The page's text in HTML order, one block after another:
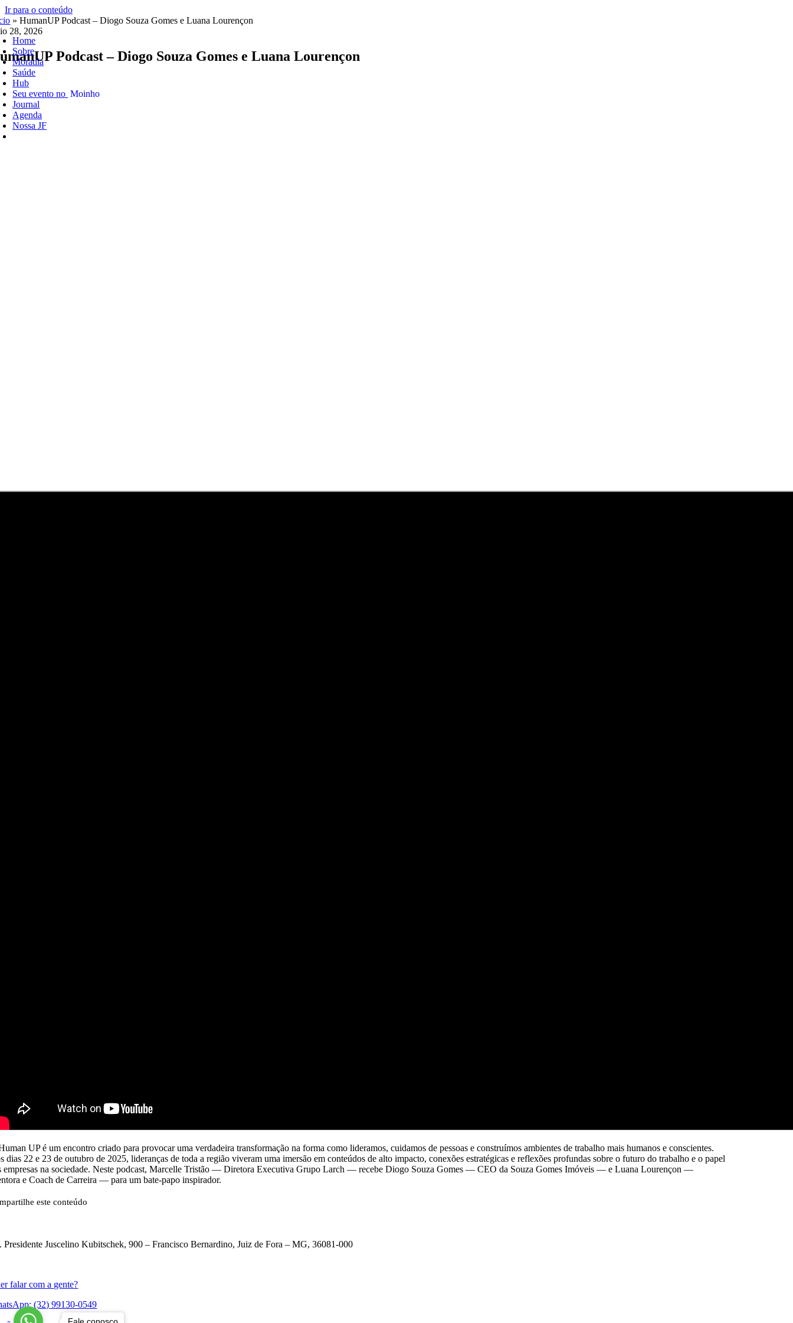
Ir para o conteúdo
Home
Sobre
Moradia
Saúde
Hub
Seu evento no Moinho
Journal
Agenda
Nossa JF
»HumanUP Podcast – Diogo Souza Gomes e Luana Lourençon
28, 2026
Podcast – Diogo Souza Gomes e Luana Lourençon
UP é um encontro criado para provocar uma verdadeira transformação na forma como lideramos, cuidamos de pessoas e construímos ambientes de trabalho mais humanos e conscientes.
dias 22 e 23 de outubro de 2025, lideranças de toda a região viveram uma imersão em conteúdos de alto impacto, conexões estratégicas e reflexões profundas sobre o futuro do trabalho e o papel
empresas na sociedade. Neste podcast, Marcelle Tristão — Diretora Executiva Grupo Larch — recebe Diogo Souza Gomes — CEO da Souza Gomes Imóveis — e Luana Lourençon —
e Coach de Carreira — para um bate-papo inspirador.
este conteúdo
Presidente Juscelino Kubitschek, 900 – Francisco Bernardino, Juiz de Fora – MG, 36081-000
falar com a gente?
(32) 99130-0549